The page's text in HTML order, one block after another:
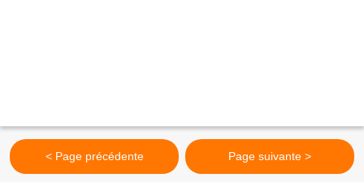
< Page précédente Page suivante >